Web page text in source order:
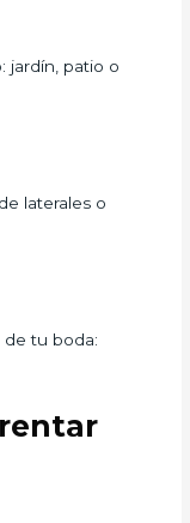
jardín, patio o
laterales o
tu boda: